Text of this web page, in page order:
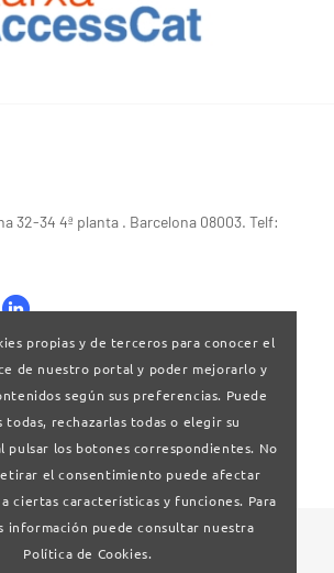
32-34 4ª planta . Barcelona 08003. Telf:
Bases legales|Política de privacitat
de Catalunya
propias y de terceros para conocer el
de nuestro portal y poder mejorarlo y
según sus preferencias. Puede
todas, rechazarlas todas o elegir su
pulsar los botones correspondientes. No
el consentimiento puede afectar
ciertas características y funciones. Para
información puede consultar nuestra
Política de Cookies.